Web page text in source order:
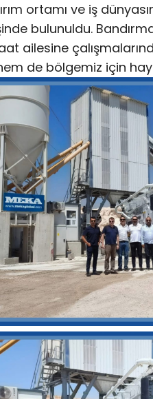
ortamı ve iş
bulunuldu.
ailesine
de bölgemiz için